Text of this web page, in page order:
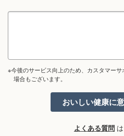
※今後のサービス向上のため、カスタマー
場合もございます。
よくある質問